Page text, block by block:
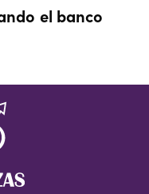
el banco